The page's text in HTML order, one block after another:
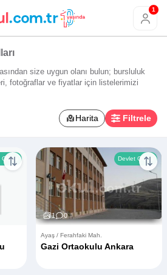
1
size uygun olanı bulun; bursluluk
fotoğraflar ve fiyatlar için listelerimizi
Harita Filtrele
1 0
Devlet Okulu
Ayaş / Ferahfaki Mah.
Gazi Ortaokulu Ankara